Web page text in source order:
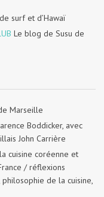
surf et d’Hawaï
Le blog de Susu de
Marseille
Boddicker, avec
John Carrière
cuisine coréenne et
/ réflexions
de la cuisine,